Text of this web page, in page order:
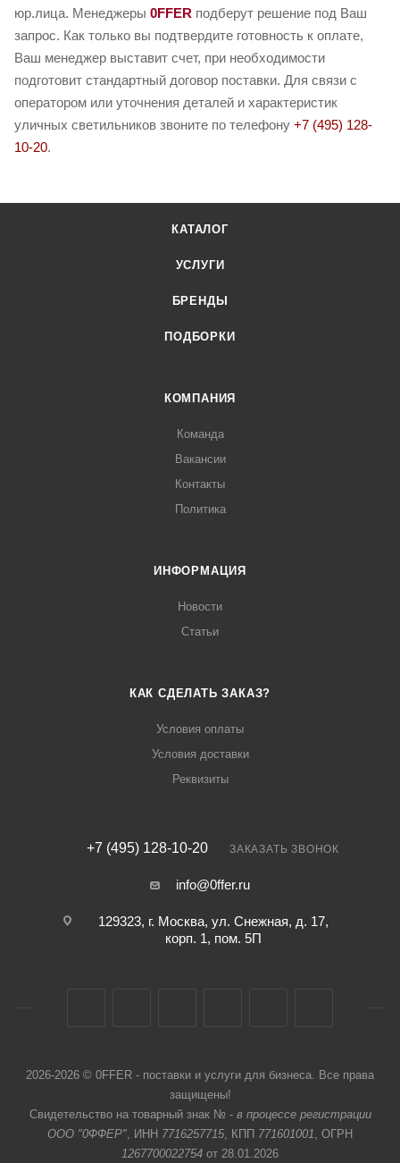
юр.лица. Менеджеры 0FFER подберут решение под Ваш
запрос. Как только вы подтвердите готовность к оплате,
Ваш менеджер выставит счет, при необходимости
подготовит стандартный договор поставки. Для связи с
оператором или уточнения деталей и характеристик
уличных светильников звоните по телефону +7 (495) 128-
10-20.
КАТАЛОГ
УСЛУГИ
БРЕНДЫ
ПОДБОРКИ
КОМПАНИЯ
Команда
Вакансии
Контакты
Политика
ИНФОРМАЦИЯ
Новости
Статьи
КАК СДЕЛАТЬ ЗАКАЗ?
Условия оплаты
Условия доставки
Реквизиты
+7 (495) 128-10-20 ЗАКАЗАТЬ ЗВОНОК
info@0ffer.ru
129323, г. Москва, ул. Снежная, д. 17,
корп. 1, пом. 5П
2026-2026 © 0FFER - поставки и услуги для бизнеса. Все права
защищены!
Свидетельство на товарный знак № - в процессе регистрации
ООО "0ФФЕР", ИНН 7716257715, КПП 771601001, ОГРН
1267700022754 от 28.01.2026